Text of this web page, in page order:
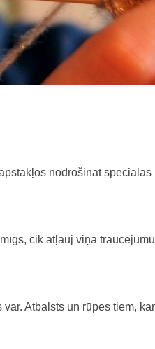
nodrošināt
cik atļauj viņa
Atbalsts un rūpes tiem,